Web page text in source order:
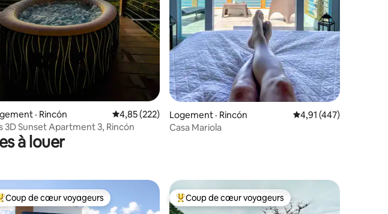
4,99 sur 5, 102 commentaires
· Rincón Note moyenne de 4,85 sur 5, 222 commentaires
4,85 (222)
3D Sunset Apartment 3, Rincón
Logement · Rincón Note moyenne de
4,91 (447)
Casa Mariola
à louer
de cœur voyageurs parmi les plus aimés
Coup de cœur voyageurs Coup de cœur voyageurs parmi les plus aimés
Coup de cœur voyageurs